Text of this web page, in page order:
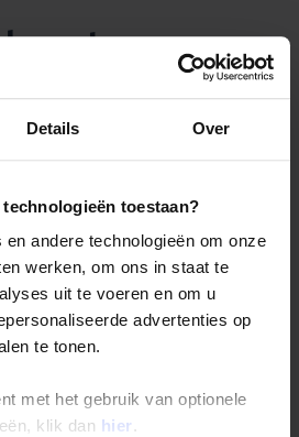
Details Over
toestaan?
andere technologieën om onze
werken, om ons in staat te
uit te voeren en om u
advertenties op
te tonen.
met het gebruik van optionele
klik dan hier .
Moieciu de
staat er een transfer
je eerste verblijfplaats ‘